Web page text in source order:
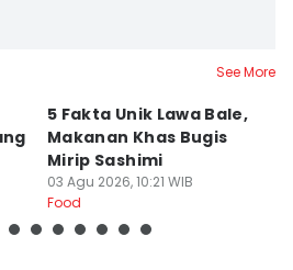
See More
5 Fakta Unik Lawa Bale,
Makanan Khas Bugis
Mirip Sashimi
03 Agu 2026, 10:21 WIB
Food